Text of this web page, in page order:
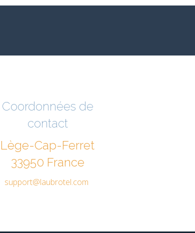
Coordonnées de
contact
Lège-Cap-Ferret
33950 France
support@laubrotel.com